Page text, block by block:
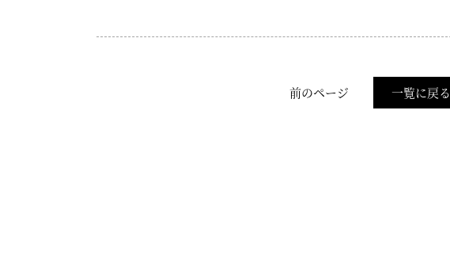
前のページ 一覧に戻る